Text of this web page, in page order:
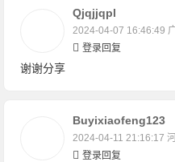
Qjqjjqpl
2024-04-07 16:46:49
登录回复
谢谢分享
Buyixiaofeng123
2024-04-11 21:16:17
登录回复